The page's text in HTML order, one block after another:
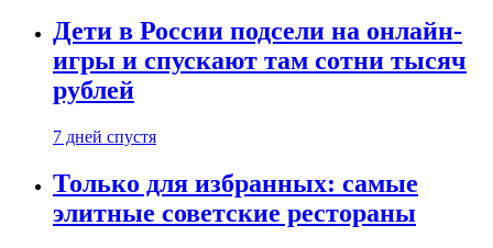
Дети в России подсели на онлайн-
игры и спускают там сотни тысяч
рублей
7 дней спустя
Только для избранных: самые
элитные советские рестораны